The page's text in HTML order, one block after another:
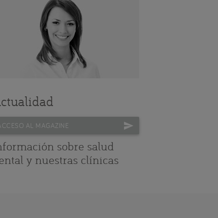
AL MAGAZINE
sobre salud
y nuestras clínicas